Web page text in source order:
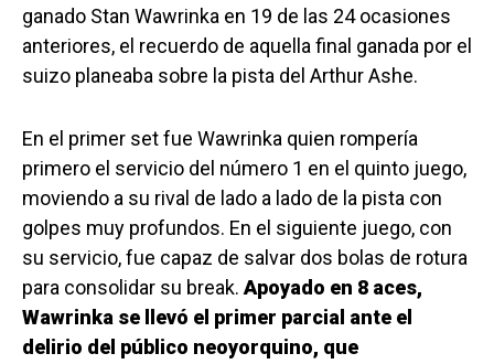
ganado Stan Wawrinka en 19 de las 24 ocasiones
anteriores, el recuerdo de aquella final ganada por el
suizo planeaba sobre la pista del Arthur Ashe.
En el primer set fue Wawrinka quien rompería
primero el servicio del número 1 en el quinto juego,
moviendo a su rival de lado a lado de la pista con
golpes muy profundos. En el siguiente juego, con
su servicio, fue capaz de salvar dos bolas de rotura
para consolidar su break.Apoyado en 8 aces,
Wawrinka se llevó el primer parcial ante el
delirio del público neoyorquino, que